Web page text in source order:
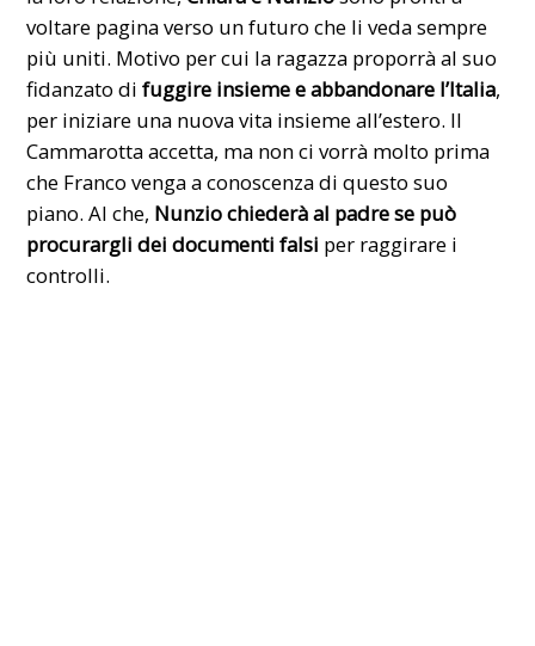
voltare pagina verso un futuro che li veda sempre
più uniti. Motivo per cui la ragazza proporrà al suo
fidanzato difuggire insieme e abbandonare l’Italia,
per iniziare una nuova vita insieme all’estero. Il
Cammarotta accetta, ma non ci vorrà molto prima
che Franco venga a conoscenza di questo suo
piano. Al che, Nunzio chiederà al padre se può
procurargli dei documenti falsi per raggirare i
controlli.